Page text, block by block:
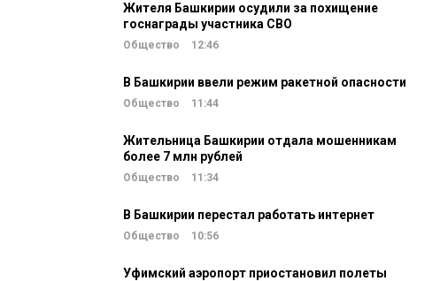
Жителя Башкирии осудили за похищение
госнаграды участника СВО
Общество 12:46
В Башкирии ввели режим ракетной опасности
Общество 11:44
Жительница Башкирии отдала мошенникам
более 7 млн рублей
Общество 11:34
В Башкирии перестал работать интернет
Общество 10:56
Уфимский аэропорт приостановил полеты